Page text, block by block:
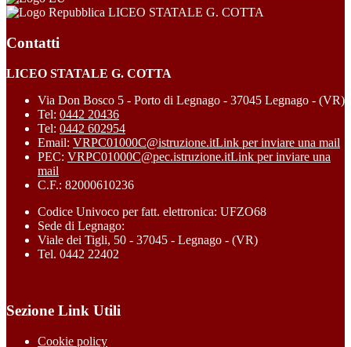
LICEO STATALE G. COTTA
Contatti
LICEO STATALE G. COTTA
Via Don Bosco 5 - Porto di Legnago - 37045 Legnago - (VR)
Tel: 0442 20436
Tel: 0442 602954
Email: VRPC01000C@istruzione.itLink per inviare una mail
PEC: VRPC01000C@pec.istruzione.itLink per inviare una
mail
C.F.: 82000610236
Codice Univoco per fatt. elettronica: UFZO68
Sede di Legnago:
Viale dei Tigli, 50 - 37045 - Legnago - (VR)
Tel. 0442 22402
Sezione Link Utili
Cookie policy